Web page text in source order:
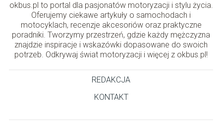
okbus.pl to portal dla pasjonatów motoryzacji i stylu życia.
Oferujemy ciekawe artykuły o samochodach i
motocyklach, recenzje akcesoriów oraz praktyczne
poradniki. Tworzymy przestrzeń, gdzie każdy mężczyzna
znajdzie inspiracje i wskazówki dopasowane do swoich
potrzeb. Odkrywaj świat motoryzacji i więcej z okbus.pl!
REDAKCJA
KONTAKT